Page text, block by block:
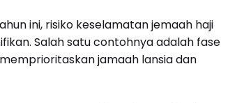
ini, risiko keselamatan jemaah haji
Salah satu contohnya adalah fase
jamaah lansia dan